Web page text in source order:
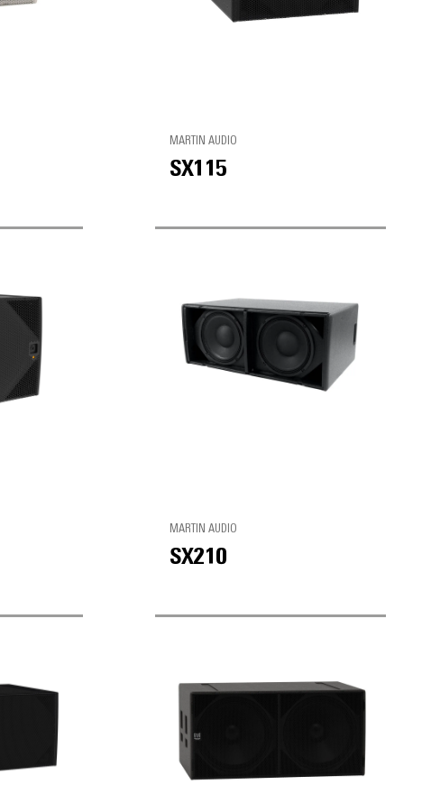
MARTIN AUDIO
SX115
MARTIN AUDIO
SX210